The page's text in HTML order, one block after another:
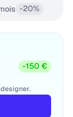
-20%
-150 €